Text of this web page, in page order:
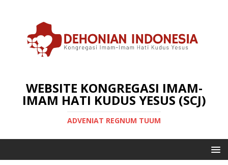
WEBSITE KONGREGASI IMAM-
IMAM HATI KUDUS YESUS (SCJ)
ADVENIAT REGNUM TUUM